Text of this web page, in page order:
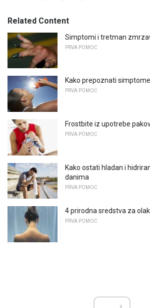
Related Content
Simptomi i tretman
PRVA POMOĆ
Kako prepoznati
PRVA POMOĆ
Frostbite iz upotrebe
PRVA POMOĆ
Kako ostati hladan i
danima
PRVA POMOĆ
4 prirodna sredstva za
PRVA POMOĆ